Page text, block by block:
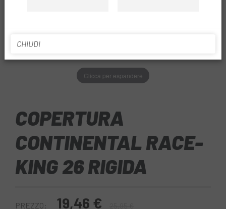
Clicca per espandere
COPERTURA
CONTINENTAL RACE-
KING 26 RIGIDA
PREZZO: 19,46 €
CHIUDI